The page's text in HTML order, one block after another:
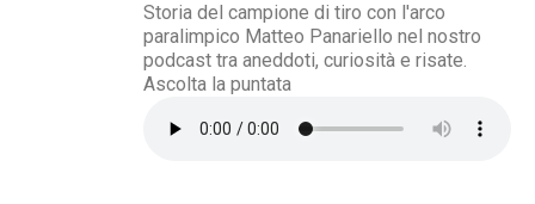
Storia del campione di tiro con l'arco
paralimpico Matteo Panariello nel nostro
podcast tra aneddoti, curiosità e risate.
Ascolta la puntata